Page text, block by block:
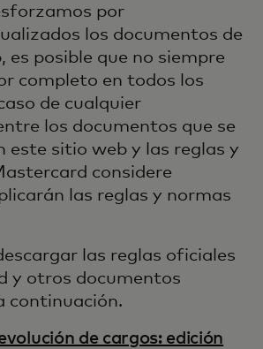
por
los documentos de
es posible que no siempre
completo en todos los
de cualquier
los documentos que se
este sitio web y las reglas y
considere
las reglas y normas
las reglas oficiales
y otros documentos
continuación.
de cargos: edición